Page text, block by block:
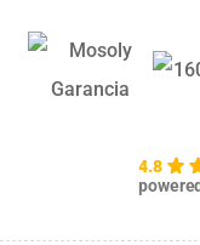
4.8